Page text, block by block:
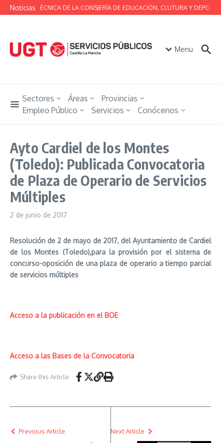
Saltar al contenido
Noticias
MESA TÉCNICA DE LA CONSJERÍA DE EDUCACIÓN, CLUTURA Y
Menu
Sectores Áreas
Provincias
Empleo Público
Servicios Conócenos
Ayto Cardiel de los Montes
(Toledo): Publicada Convocatoria
de Plaza de Operario de Servicios
Múltiples
2 de junio de 2017
Resolución de 2 de mayo de 2017, del Ayuntamiento de Cardiel
de los Montes (Toledo),para la provisión por el sistema de
concurso-oposición de una plaza de operario a tiempo parcial
de servicios múltiples
Acceso a la publicación en el BOE
Acceso a las Bases de la Convocatoria
Share this Article
Previous Article Next Article